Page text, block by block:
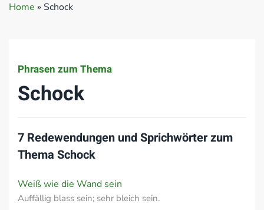
Home » Schock
Phrasen zum Thema
Schock
7 Redewendungen und Sprichwörter zum
Thema Schock
Weiß wie die Wand sein
Auffällig blass sein; sehr bleich sein.